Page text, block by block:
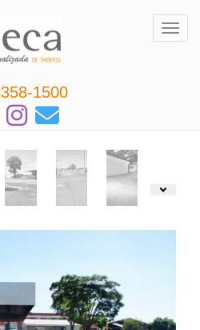
1500